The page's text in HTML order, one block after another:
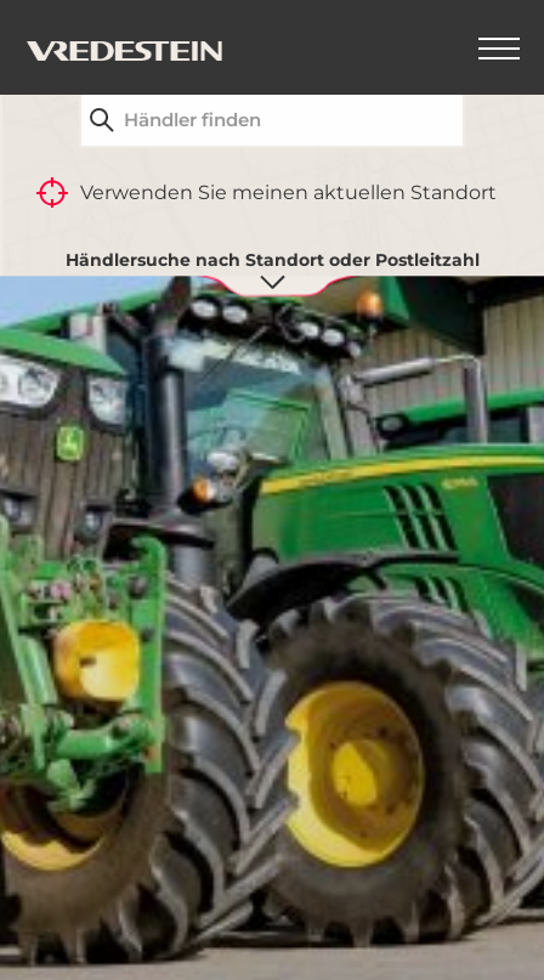
VREDESTEIN-HÄNDLER
Verwenden Sie meinen aktuellen Standort
Händlersuche nach Standort oder Postleitzahl